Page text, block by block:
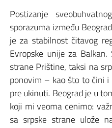
Postizanje
sporazuma između
je za stabilnost čitavog
Evropske unije za
strane Prištine, taksi na
ponovim – kao što to čini
pre ukinuti. Beograd je u
koji mi veoma cenimo:
sa srpske strane ulože